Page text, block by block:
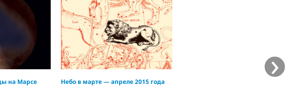
на Марсе Небо в марте — апреле 2015 года ›